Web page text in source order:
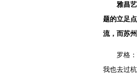
雅昌
题的立足
流，而苏
罗格：苏
我也去过